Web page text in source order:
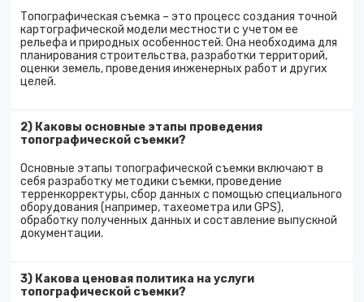
Топографическая съемка – это процесс создания точной
картографической модели местности с учетом ее
рельефа и природных особенностей. Она необходима для
планирования строительства, разработки территорий,
оценки земель, проведения инженерных работ и других
целей.
2) Каковы основные этапы проведения
топографической съемки?
Основные этапы топографической съемки включают в
себя разработку методики съемки, проведение
терренкорректуры, сбор данных с помощью специального
оборудования (например, тахеометра или GPS),
обработку полученных данных и составление выпускной
документации.
3) Какова ценовая политика на услуги
топографической съемки?